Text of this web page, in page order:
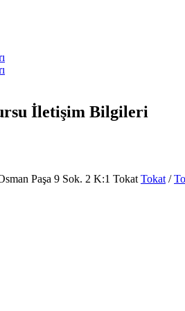
İletişim Bilgileri
Paşa 9 Sok. 2 K:1 Tokat Tokat /